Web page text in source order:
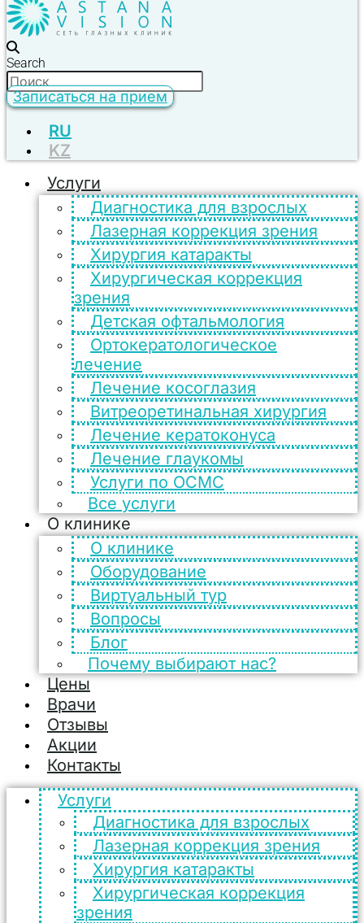
Search
Записаться на прием
RU
KZ
Услуги
Диагностика для взрослых
Лазерная коррекция зрения
Хирургия катаракты
Хирургическая коррекция
зрения
Детская офтальмология
Ортокератологическое
лечение
Лечение косоглазия
Витреоретинальная хирургия
Лечение кератоконуса
Лечение глаукомы
Услуги по ОСМС
Все услуги
О клинике
О клинике
Оборудование
Виртуальный тур
Вопросы
Блог
Почему выбирают нас?
Цены
Врачи
Отзывы
Акции
Контакты
Услуги
Диагностика для взрослых
Лазерная коррекция зрения
Хирургия катаракты
Хирургическая коррекция
зрения